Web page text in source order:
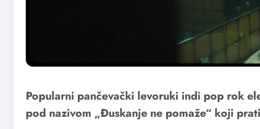
Popularni pančevački levoruki indi pop rok
pod nazivom „Đuskanje ne pomaže“ koji